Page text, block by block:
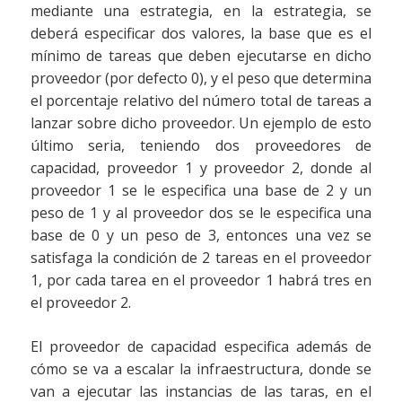
mediante una estrategia, en la estrategia, se
deberá especificar dos valores, la base que es el
mínimo de tareas que deben ejecutarse en dicho
proveedor (por defecto 0), y el peso que determina
el porcentaje relativo del número total de tareas a
lanzar sobre dicho proveedor. Un ejemplo de esto
último seria, teniendo dos proveedores de
capacidad, proveedor 1 y proveedor 2, donde al
proveedor 1 se le especifica una base de 2 y un
peso de 1 y al proveedor dos se le especifica una
base de 0 y un peso de 3, entonces una vez se
satisfaga la condición de 2 tareas en el proveedor
1, por cada tarea en el proveedor 1 habrá tres en
el proveedor 2.
El proveedor de capacidad especifica además de
cómo se va a escalar la infraestructura, donde se
van a ejecutar las instancias de las taras, en el